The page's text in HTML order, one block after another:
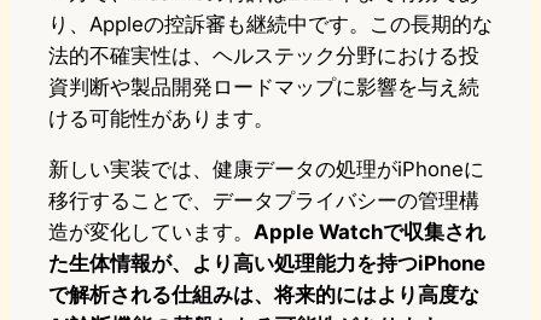
り、Appleの控訴審も継続中です。この長期的な
法的不確実性は、ヘルステック分野における投
資判断や製品開発ロードマップに影響を与え続
ける可能性があります。
新しい実装では、健康データの処理がiPhoneに
移行することで、データプライバシーの管理構
造が変化しています。 Apple Watchで収集され
た生体情報が、より高い処理能力を持つiPhone
で解析される仕組みは、将来的にはより高度な